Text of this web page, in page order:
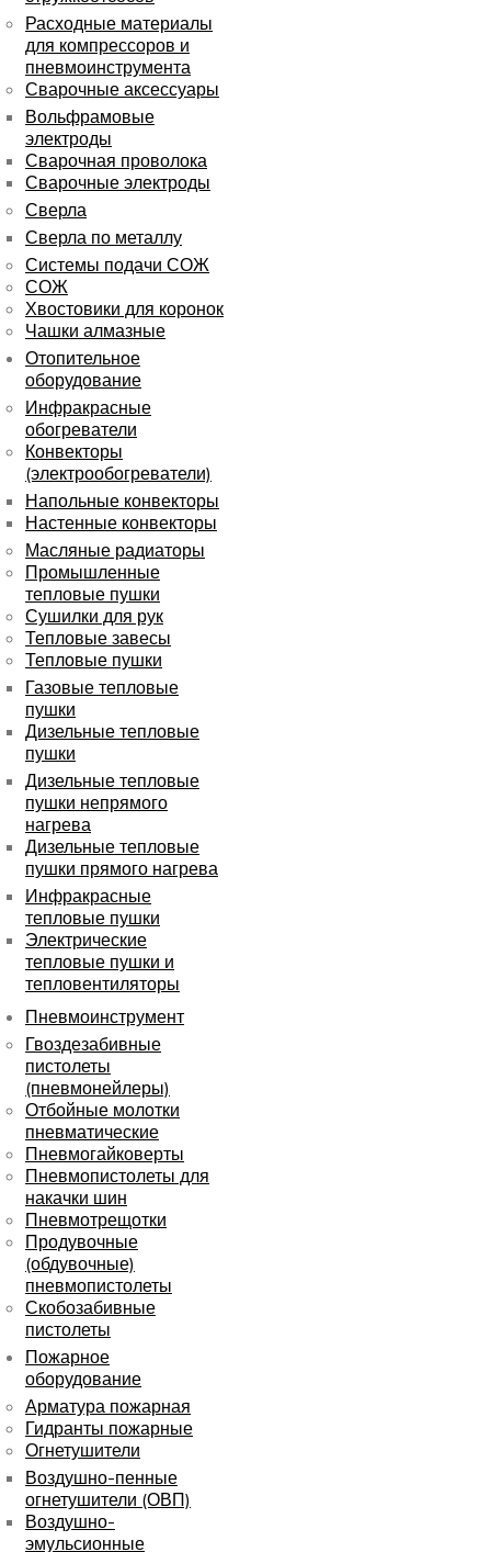
Расходные материалы
для компрессоров и
пневмоинструмента
Сварочные аксессуары
Вольфрамовые
электроды
Сварочная проволока
Сварочные электроды
Сверла
Сверла по металлу
Системы подачи СОЖ
СОЖ
Хвостовики для коронок
Чашки алмазные
Отопительное
оборудование
Инфракрасные
обогреватели
Конвекторы
(электрообогреватели)
Напольные конвекторы
Настенные конвекторы
Масляные радиаторы
Промышленные
тепловые пушки
Сушилки для рук
Тепловые завесы
Тепловые пушки
Газовые тепловые
пушки
Дизельные тепловые
пушки
Дизельные тепловые
пушки непрямого
нагрева
Дизельные тепловые
пушки прямого нагрева
Инфракрасные
тепловые пушки
Электрические
тепловые пушки и
тепловентиляторы
Пневмоинструмент
Гвоздезабивные
пистолеты
(пневмонейлеры)
Отбойные молотки
пневматические
Пневмогайковерты
Пневмопистолеты для
накачки шин
Пневмотрещотки
Продувочные
(обдувочные)
пневмопистолеты
Скобозабивные
пистолеты
Пожарное
оборудование
Арматура пожарная
Гидранты пожарные
Огнетушители
Воздушно-пенные
огнетушители (ОВП)
Воздушно-
эмульсионные